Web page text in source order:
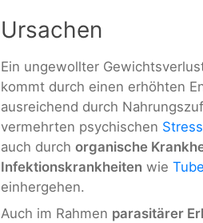
Ursachen
Ein ungewollter
kommt durch einen erhöhten
ausreichend durch
vermehrten psychischen Stress
auch durch organische
Infektionskrankheiten wie
einhergehen.
Auch im Rahmen parasitärer